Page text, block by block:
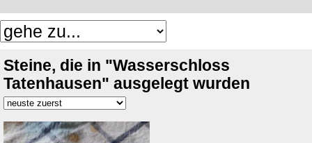
Steine, die in "Wasserschloss
Tatenhausen" ausgelegt wurden